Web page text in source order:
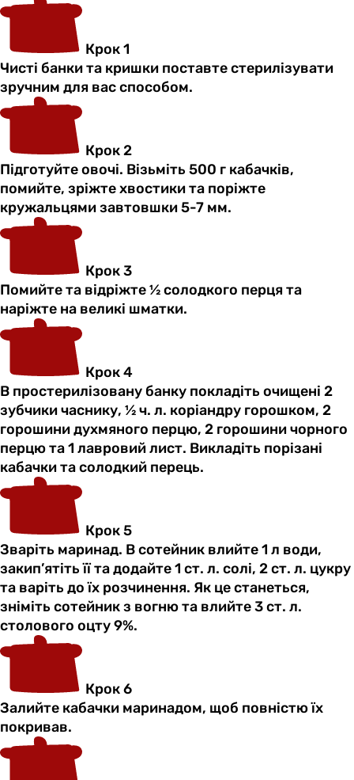
Крок 1
Чисті банки та кришки поставте стерилізувати
зручним для вас способом.
Крок 2
Підготуйте овочі. Візьміть 500 г кабачків,
помийте, зріжте хвостики та поріжте
кружальцями завтовшки 5-7 мм.
Крок 3
Помийте та відріжте ½ солодкого перця та
наріжте на великі шматки.
Крок 4
В простерилізовану банку покладіть очищені 2
зубчики часнику, ½ ч. л. коріандру горошком, 2
горошини духмяного перцю, 2 горошини чорного
перцю та 1 лавровий лист. Викладіть порізані
кабачки та солодкий перець.
Крок 5
Зваріть маринад. В сотейник влийте 1 л води,
закип’ятіть її та додайте 1 ст. л. солі, 2 ст. л. цукру
та варіть до їх розчинення. Як це станеться,
зніміть сотейник з вогню та влийте 3 ст. л.
столового оцту 9%.
Крок 6
Залийте кабачки маринадом, щоб повністю їх
покривав.